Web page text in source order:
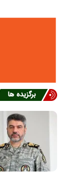
برگزیده ها